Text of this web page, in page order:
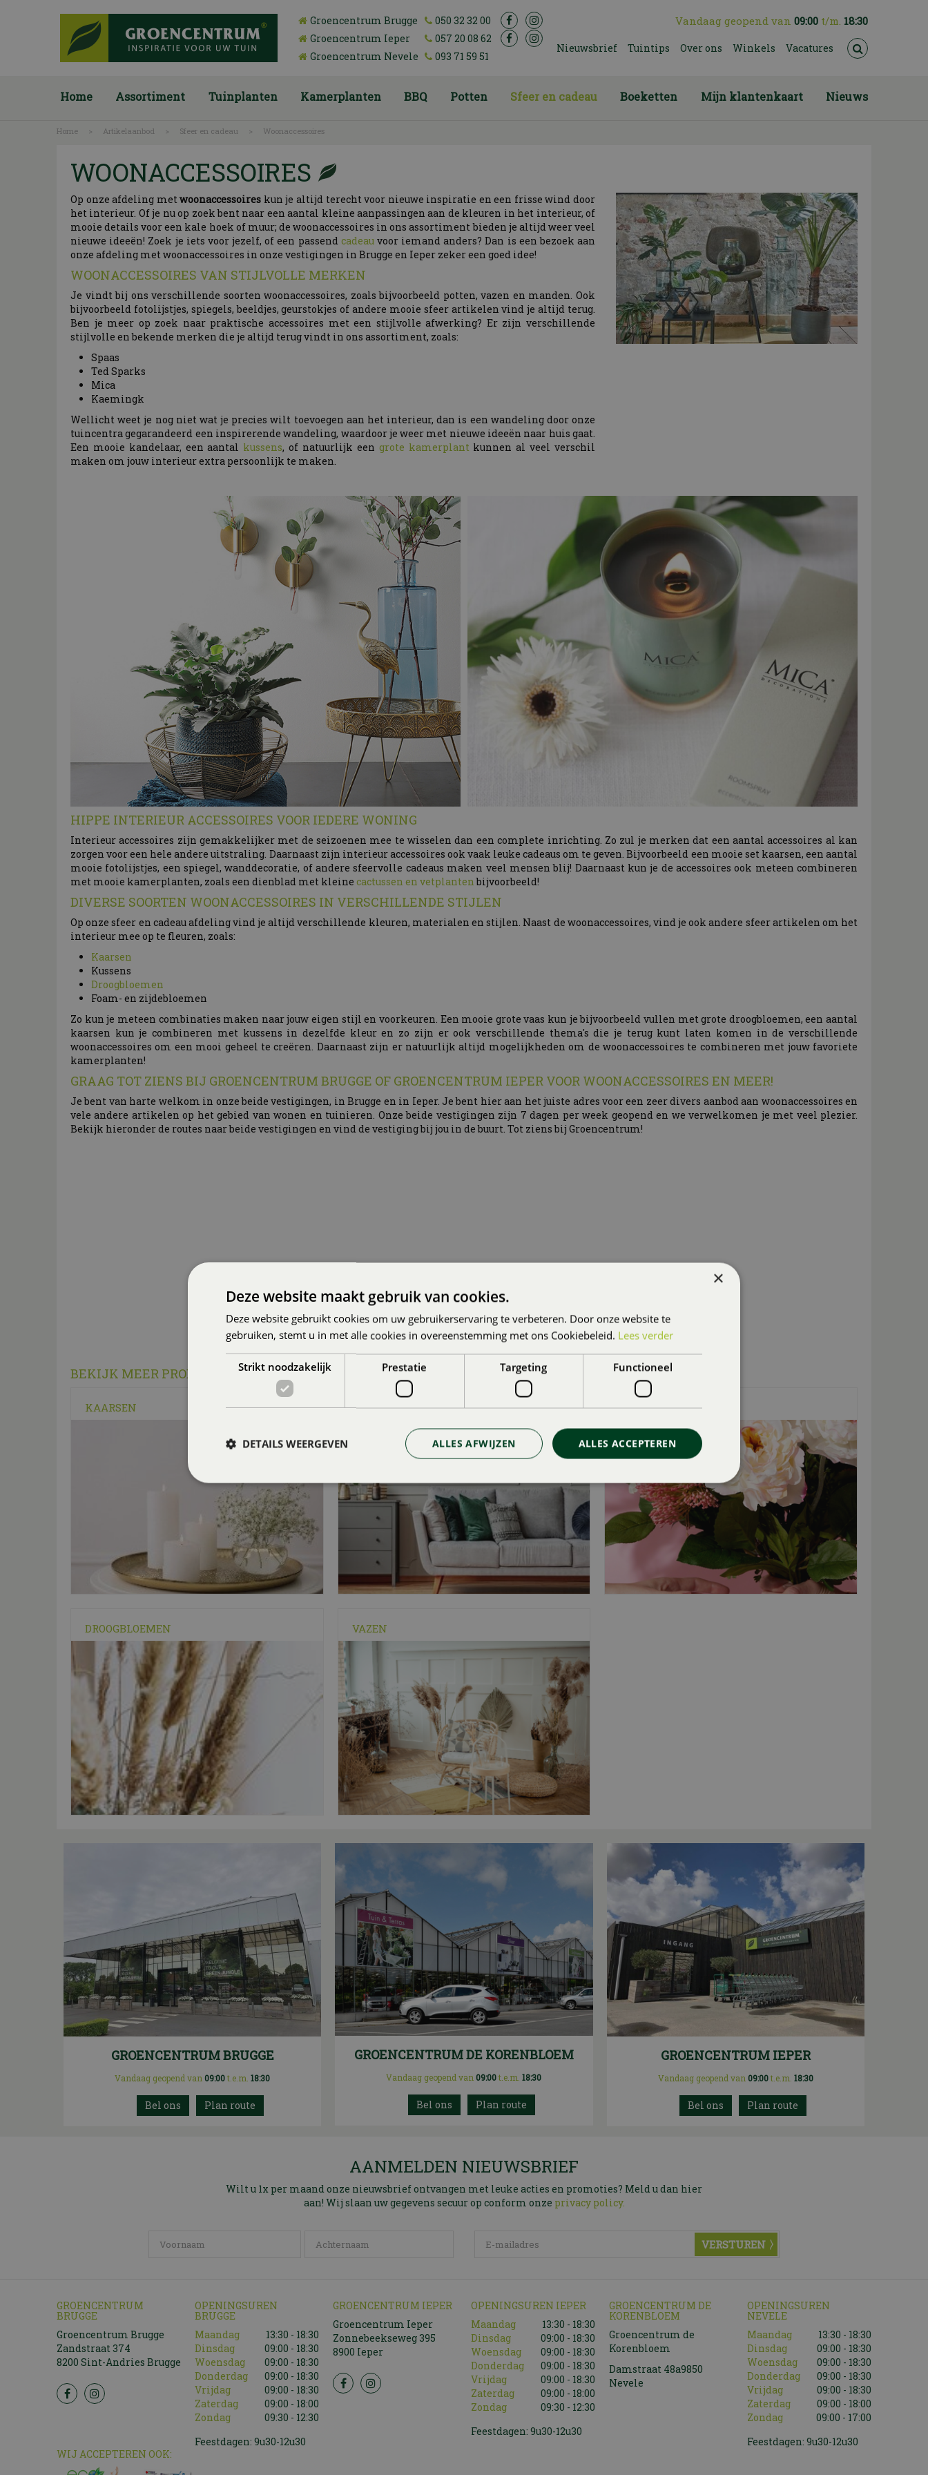
Home > Artikelaanbod > Sfeer en cadeau > Woonaccessoires
Vandaag geopend van 09:00 t/m. 18:30
Groencentrum Brugge
050 32 32 00
Groencentrum Ieper
057 20 08 62
Groencentrum Nevele
093 71 59 51
Nieuwsbrief Tuintips Over ons Winkels Vacatures
Home Assortiment Tuinplanten Kamerplanten BBQ Potten Sfeer en cadeau Boeketten Mijn klantenkaart Nieuws
WOONACCESSOIRES
Op onze afdeling metwoonaccessoires kun je altijd terecht voor nieuwe inspiratie en een frisse wind door
het interieur. Of je nu op zoek bent naar een aantal kleine aanpassingen aan de kleuren in het interieur, of
mooie details voor een kale hoek of muur; de woonaccessoires in ons assortiment bieden je altijd weer veel
nieuwe ideeën! Zoek je iets voor jezelf, of een passend cadeauvoor iemand anders? Dan is een bezoek aan
onze afdeling met woonaccessoires in onze vestigingen in Brugge en Ieper zeker een goed idee!
WOONACCESSOIRES VAN STIJLVOLLE MERKEN
Je vindt bij ons verschillende soorten woonaccessoires, zoals bijvoorbeeld potten, vazen en manden. Ook
bijvoorbeeld fotolijstjes, spiegels, beeldjes, geurstokjes of andere mooie sfeer artikelen vind je altijd terug.
Ben je meer op zoek naar praktische accessoires met een stijlvolle afwerking? Er zijn verschillende
stijlvolle en bekende merken die je altijd terug vindt in ons assortiment, zoals:
Spaas
Ted Sparks
Mica
Kaemingk
Wellicht weet je nog niet wat je precies wilt toevoegen aan het interieur, dan is een wandeling door onze
tuincentra gegarandeerd een inspirerende wandeling, waardoor je weer met nieuwe ideeën naar huis gaat.
Een mooie kandelaar, een aantal kussens, of natuurlijk een grote kamerplantkunnen al veel verschil
maken om jouw interieur extra persoonlijk te maken.
HIPPE INTERIEUR ACCESSOIRES VOOR IEDERE WONING
Interieur accessoires zijn gemakkelijker met de seizoenen mee te wisselen dan een complete inrichting. Zo zul je merken dat een aantal accessoires al kan
zorgen voor een hele andere uitstraling. Daarnaast zijn interieur accessoires ook vaak leuke cadeaus om te geven. Bijvoorbeeld een mooie set kaarsen, een aantal
mooie fotolijstjes, een spiegel, wanddecoratie, of andere sfeervolle cadeaus maken veel mensen blij! Daarnaast kun je de accessoires ook meteen combineren
met mooie kamerplanten, zoals een dienblad met kleine cactussen en vetplantenbijvoorbeeld!
DIVERSE SOORTEN WOONACCESSOIRES IN VERSCHILLENDE STIJLEN
Op onze sfeer en cadeau afdeling vind je altijd verschillende kleuren, materialen en stijlen. Naast de woonaccessoires, vind je ook andere sfeer artikelen om het
interieur mee op te fleuren, zoals:
Kaarsen
Kussens
Droogbloemen
Foam- en zijdebloemen
Zo kun je meteen combinaties maken naar jouw eigen stijl en voorkeuren. Een mooie grote vaas kun je bijvoorbeeld vullen met grote droogbloemen, een aantal
kaarsen kun je combineren met kussens in dezelfde kleur en zo zijn er ook verschillende thema's die je terug kunt laten komen in de verschillende
woonaccessoires om een mooi geheel te creëren. Daarnaast zijn er natuurlijk altijd mogelijkheden om de woonaccessoires te combineren met jouw favoriete
kamerplanten!
GRAAG TOT ZIENS BIJ GROENCENTRUM BRUGGE OF GROENCENTRUM IEPER VOOR WOONACCESSOIRES EN MEER!
Je bent van harte welkom in onze beide vestigingen, in Brugge en in Ieper. Je bent hier aan het juiste adres voor een zeer divers aanbod aan woonaccessoires en
vele andere artikelen op het gebied van wonen en tuinieren. Onze beide vestigingen zijn 7 dagen per week geopend en we verwelkomen je met veel plezier.
Bekijk hieronder de routes naar beide vestigingen en vind de vestiging bij jou in de buurt. Tot ziens bij Groencentrum!
BEKIJK MEER PRODUCTGROEPEN IN DE CATEGORIE SFEER EN CADEAU
KAARSEN KUSSENS KUNSTBLOEMEN
DROOGBLOEMEN VAZEN
GROENCENTRUM BRUGGE
Vandaag geopend van 09:00t.e.m.18:30
Plan route
GROENCENTRUM DE KORENBLOEM
Vandaag geopend van 09:00t.e.m.18:30
Plan route
GROENCENTRUM IEPER
Vandaag geopend van 09:00t.e.m. 18:30
Plan route
AANMELDEN NIEUWSBRIEF
Wilt u 1x per maand onze nieuwsbrief ontvangen met leuke acties en promoties? Meld u dan hier
aan! Wij slaan uw gegevens secuur op conform onze privacy policy.
GROENCENTRUM
BRUGGE
Groencentrum Brugge
Zandstraat 374
8200 Sint-Andries Brugge
WIJ ACCEPTEREN OOK:
OPENINGSUREN
BRUGGE
Maandag
13:30 - 18:30
Dinsdag
09:00 - 18:30
Woensdag
09:00 - 18:30
Donderdag
09:00 - 18:30
Vrijdag
09:00 - 18:30
Zaterdag
09:00 - 18:00
Zondag
09:30 - 12:30
Feestdagen: 9u30-12u30
GROENCENTRUM IEPER
Groencentrum Ieper
Zonnebeekseweg 395
8900 Ieper
OPENINGSUREN IEPER
Maandag
13:30 - 18:30
Dinsdag
09:00 - 18:30
Woensdag
09:00 - 18:30
Donderdag
09:00 - 18:30
Vrijdag
09:00 - 18:30
Zaterdag
09:00 - 18:00
Zondag
09:30 - 12:30
Feestdagen: 9u30-12u30
GROENCENTRUM DE
KORENBLOEM
Groencentrum de
Korenbloem
Damstraat 48a9850
Nevele
OPENINGSUREN
NEVELE
Maandag
13:30 - 18:30
Dinsdag
09:00 - 18:30
Woensdag
09:00 - 18:30
Donderdag
09:00 - 18:30
Vrijdag
09:00 - 18:30
Zaterdag
09:00 - 18:00
Zondag
09:00 - 17:00
Feestdagen: 9u30-12u30
×
Deze website maakt gebruik van cookies.
Deze website gebruikt cookies om uw gebruikerservaring te verbeteren. Door onze website te
gebruiken, stemt u in met alle cookies in overeenstemming met ons Cookiebeleid. Lees verder
Strikt noodzakelijk Prestatie Targeting Functioneel
ALLES ACCEPTEREN
ALLES AFWIJZEN
DETAILS WEERGEVEN